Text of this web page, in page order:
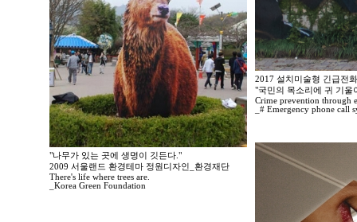
"나무가 있는 곳에 생명이 깃든다."
2009 서울랜드 환경테마 정원디자인_환경재단
There's life where trees are.
_Korea Green Foundation
2017 설치미술형 긴급전
"국민의 목소리에 귀 기울
Crime prevention through
_# Emergency phone call